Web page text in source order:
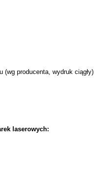
producenta, wydruk ciągły)
laserowych: